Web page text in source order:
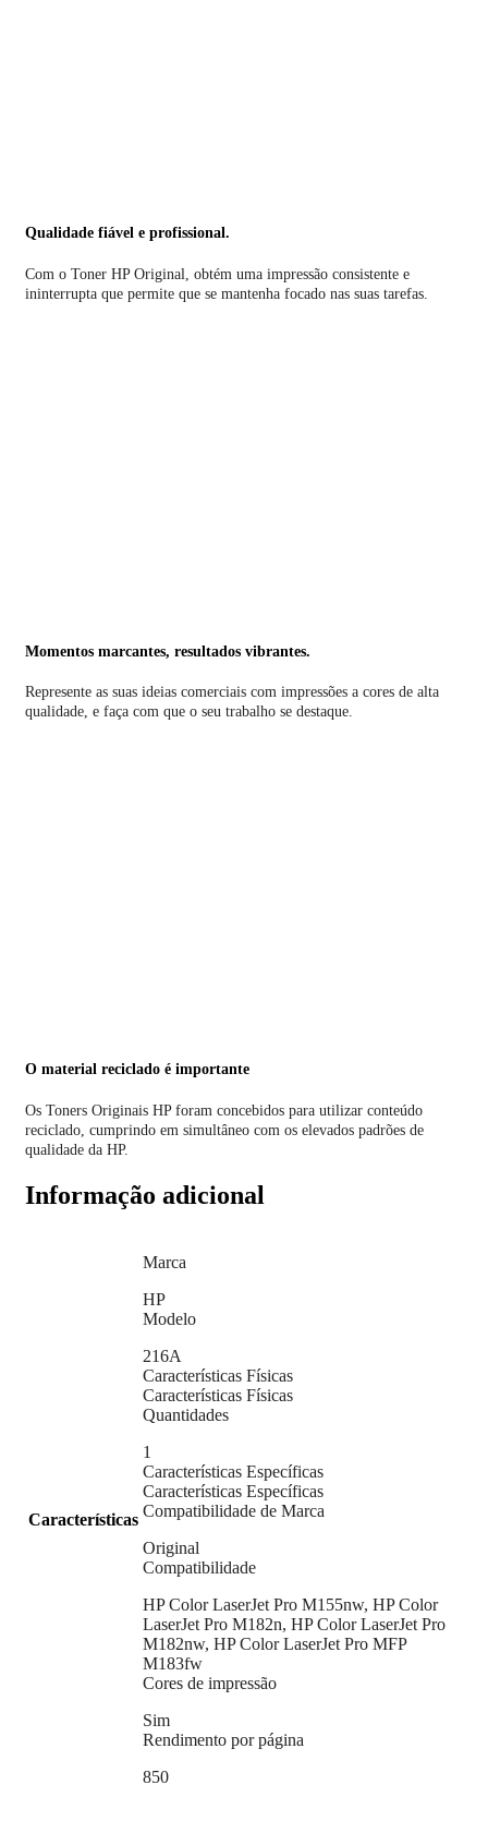
Qualidade fiável e profissional.
Com o Toner HP Original, obtém uma impressão consistente e
ininterrupta que permite que se mantenha focado nas suas tarefas.
Momentos marcantes, resultados vibrantes.
Represente as suas ideias comerciais com impressões a cores de alta
qualidade, e faça com que o seu trabalho se destaque.
O material reciclado é importante
Os Toners Originais HP foram concebidos para utilizar conteúdo
reciclado, cumprindo em simultâneo com os elevados padrões de
qualidade da HP.
Informação adicional
Características
Marca
HP
Modelo
216A
Características Físicas
Características Físicas
Quantidades
1
Características Específicas
Características Específicas
Compatibilidade de Marca
Original
Compatibilidade
HP Color LaserJet Pro M155nw, HP Color
LaserJet Pro M182n, HP Color LaserJet Pro
M182nw, HP Color LaserJet Pro MFP
M183fw
Cores de impressão
Sim
Rendimento por página
850